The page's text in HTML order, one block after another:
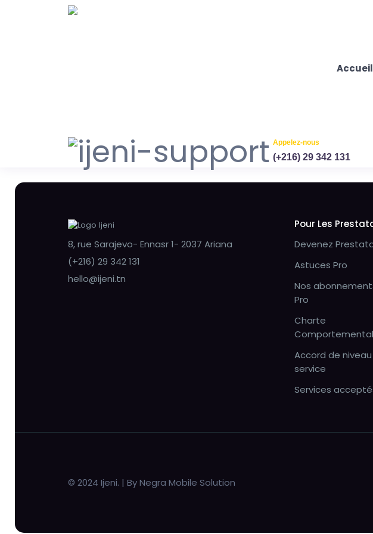
Accueil
Appelez-nous
(+216) 29 342 131
8, rue Sarajevo- Ennasr 1- 2037 Ariana
(+216) 29 342 131
hello@ijeni.tn
Pour Les
Devenez
Astuces Pro
Nos
Pro
Charte
Accord de
service
Services
© 2024 Ijeni. | By Negra Mobile Solution